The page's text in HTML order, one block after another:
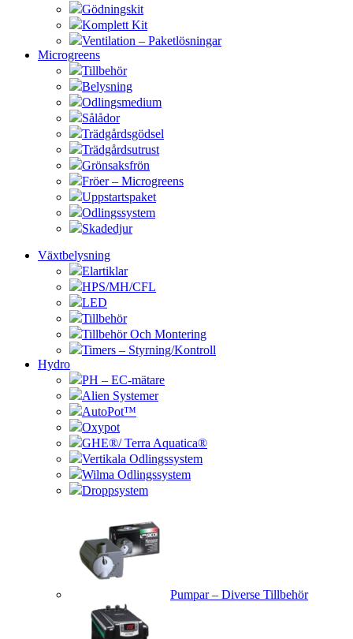
Gödningskit
Komplett Kit
Ventilation – Paketlösningar
Microgreens
Tillbehör
Belysning
Odlingsmedium
Sålådor
Trädgårdsgödsel
Trädgårdsutrust
Grönsaksfrön
Fröer – Microgreens
Uppstartspaket
Odlingssystem
Skadedjur
Växtbelysning
Elartiklar
HPS/MH/CFL
LED
Tillbehör
Tillbehör Och Montering
Timers – Styrning/Kontroll
Hydro
PH – EC-mätare
Alien Systemer
AutoPot™
Oxypot
GHE®/ Terra Aquatica®
Vertikala Odlingssystem
Wilma Odlingssystem
Droppsystem
Pumpar – Diverse Tillbehör